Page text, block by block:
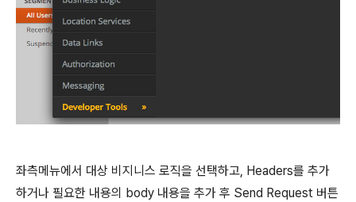
좌측메뉴에서 대상 비지니스 로직을 선택하고, Headers를 추가
하거나 필요한 내용의 body 내용을 추가 후 Send Request 버튼